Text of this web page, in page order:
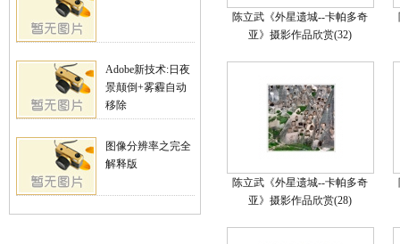
Adobe新技术:日夜
景颠倒+雾霾自动
移除
图像分辨率之完全
解释版
陈立武《外星遗城--卡帕多奇
亚》摄影作品欣赏(32)
陈立武《外星遗城--卡帕多奇
亚》摄影作品欣赏(28)